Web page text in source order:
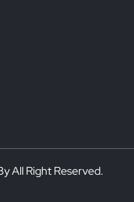
All Right Reserved.